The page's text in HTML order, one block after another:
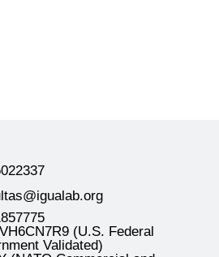
(U.S. Federal
Validated)